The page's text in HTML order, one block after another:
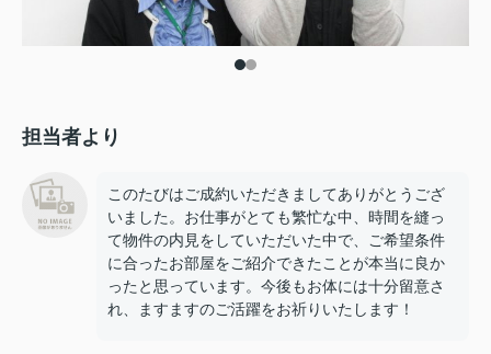
担当者より
このたびはご成約いただきましてありがとうござ
いました。お仕事がとても繁忙な中、時間を縫っ
て物件の内見をしていただいた中で、ご希望条件
に合ったお部屋をご紹介できたことが本当に良か
ったと思っています。今後もお体には十分留意さ
れ、ますますのご活躍をお祈りいたします！